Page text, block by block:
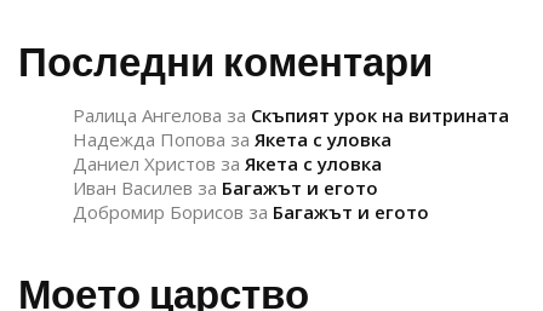
Последни коментари
Ралица Ангелова за Скъпият урок на витрината
Надежда Попова за Якета с уловка
Даниел Христов за Якета с уловка
Иван Василев за Багажът и егото
Добромир Борисов за Багажът и егото
Моето царство